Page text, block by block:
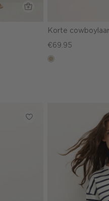
Korte
€69.95
lichtzand